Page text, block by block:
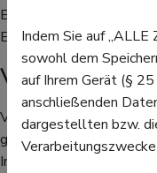
Euro, ein Zyklus mit acht
Euro.
Vorsicht bei
Von Lichtmasken für
gelassen werden. Die
Im Gegenteil, sie können
Indem Sie auf
sowohl dem
auf Ihrem Gerät (§
anschließenden
dargestellten bzw.